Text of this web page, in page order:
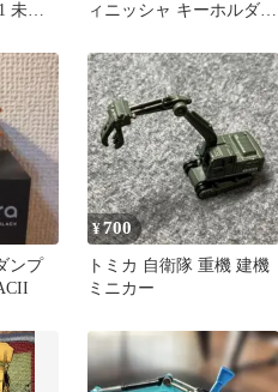
未開
ィニッシャ キーホルダー
ンプ
¥700
トミカ 自衛隊 重機 建機
ミニカー